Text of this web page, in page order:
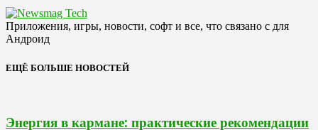
Приложения, игры, новости, софт и все, что связано с для
Андроид
ЕЩЁ БОЛЬШЕ НОВОСТЕЙ
Энергия в кармане: практические рекомендации